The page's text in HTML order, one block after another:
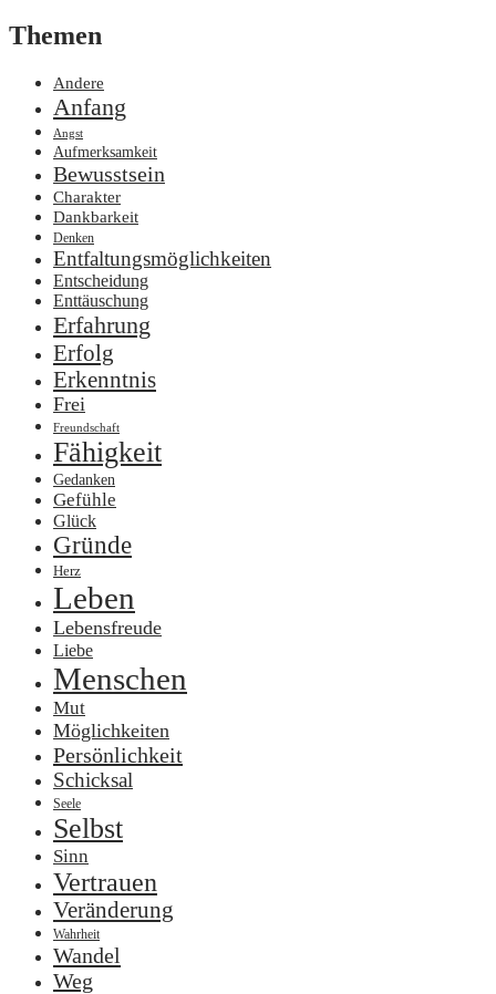
Themen
Andere
Anfang
Angst
Aufmerksamkeit
Bewusstsein
Charakter
Dankbarkeit
Denken
Entfaltungsmöglichkeiten
Entscheidung
Enttäuschung
Erfahrung
Erfolg
Erkenntnis
Frei
Freundschaft
Fähigkeit
Gedanken
Gefühle
Glück
Gründe
Herz
Leben
Lebensfreude
Liebe
Menschen
Mut
Möglichkeiten
Persönlichkeit
Schicksal
Seele
Selbst
Sinn
Vertrauen
Veränderung
Wahrheit
Wandel
Weg